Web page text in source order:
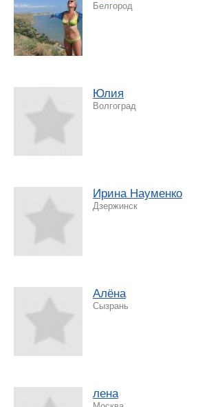
Белгород
Юлия
Волгоград
Ирина Науменко
Дзержинск
Алёна
Сызрань
лена